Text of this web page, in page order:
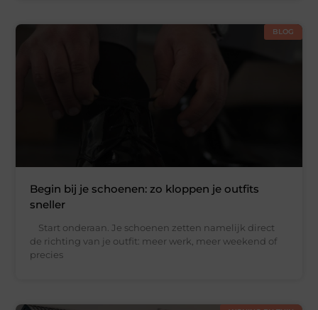
BLOG
Begin bij je schoenen: zo kloppen je outfits
sneller
Start onderaan. Je schoenen zetten namelijk direct
de richting van je outfit: meer werk, meer weekend of
precies